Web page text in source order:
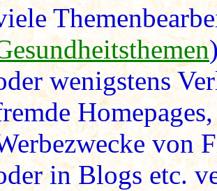
wenigstens
von
in Blogs etc.